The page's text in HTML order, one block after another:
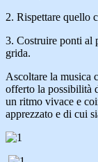
2. Rispettare quello
3. Costruire ponti al
grida.
Ascoltare la musica
offerto la possibilità
un ritmo vivace e
apprezzato e di cui